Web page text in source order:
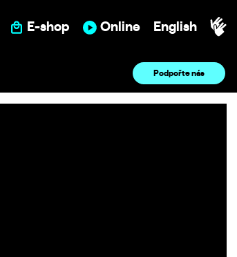
E-shop Online English
Podpořte nás